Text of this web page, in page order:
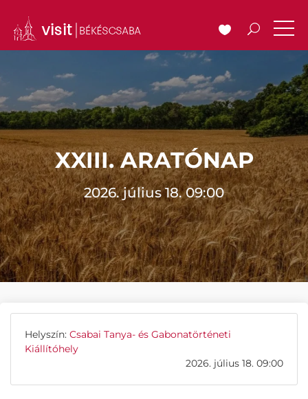
XXIII. ARATÓNAP
2026. július 18. 09:00
Helyszín: Csabai Tanya- és Gabonatörténeti
Kiállítóhely
2026. július 18. 09:00